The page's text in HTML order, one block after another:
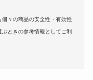
個々の商品の安全性・有効性
ときの参考情報としてご利